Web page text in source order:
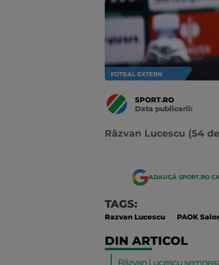
FOTBAL EXTERN
SPORT.RO
Data publicarii:
Răzvan Lucescu (54
ADAUGĂ SPORT.RO
TAGS:
Razvan Lucescu PAOK
DIN ARTICOL
Răzvan Lucescu